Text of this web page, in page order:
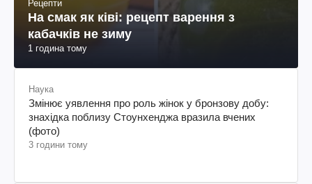
Рецепти
На смак як ківі: рецепт варення з
кабачків не зиму
1 година тому
Наука
Змінює уявлення про роль жінок у бронзову добу:
знахідка поблизу Стоунхенджа вразила вчених
(фото)
3 години тому